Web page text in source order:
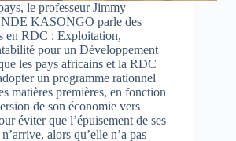
le professeur Jimmy
KASONGO parle des
en RDC : Exploitation,
pour un Développement
les pays africains et la RDC
un programme rationnel
matières premières, en fonction
de son économie vers
éviter que l’épuisement de ses
alors qu’elle n’a pas